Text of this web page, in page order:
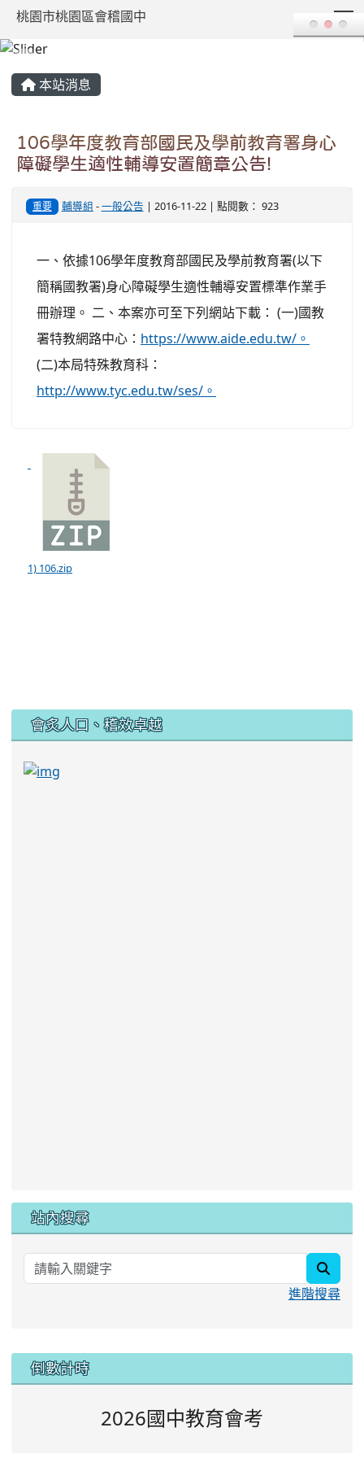
桃園市桃園區會稽國中
本站消息
106學年度教育部國民及學前教育署身心
障礙學生適性輔導安置簡章公告!
重要 輔導組 -一般公告 | 2016-11-22 | 點閱數： 923
一、依據106學年度教育部國民及學前教育署(以下
簡稱國教署)身心障礙學生適性輔導安置標準作業手
冊辦理。 二、本案亦可至下列網站下載： (一)國教
署特教網路中心： https://www.aide.edu.tw/。
(二)本局特殊教育科：
http://www.tyc.edu.tw/ses/。
1) 106.zip
會炙人口、稽效卓越
站內搜尋
進階搜尋
::: 倒數計時
2026國中教育會考